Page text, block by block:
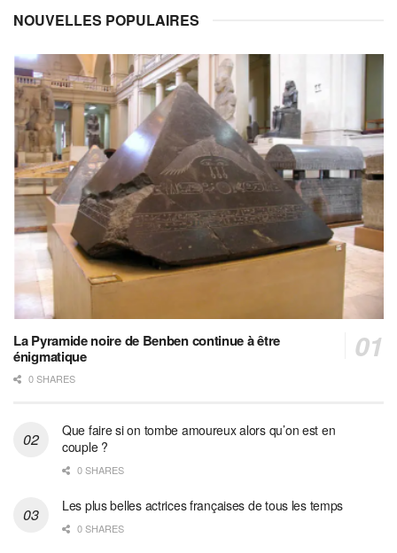
NOUVELLES POPULAIRES
La Pyramide noire de Benben continue à être
énigmatique
0 SHARES
Que faire si on tombe amoureux alors qu’on est en
couple ?
0 SHARES
Les plus belles actrices françaises de tous les temps
0 SHARES